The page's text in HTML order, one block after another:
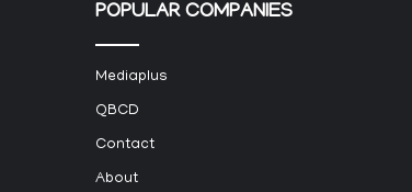
POPULAR COMPANIES
Mediaplus
QBCD
Contact
About